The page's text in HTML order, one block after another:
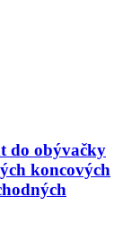
do obývačky
koncových